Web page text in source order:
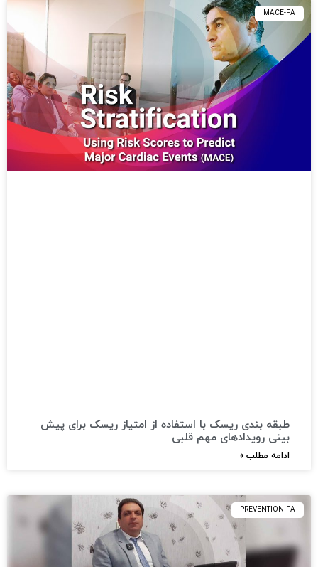
MACE-FA
طبقه بندی ریسک با استفاده از امتیاز ریسک برای پیش
بینی رویدادهای مهم قلبی
ادامه مطلب »
PREVENTION-FA